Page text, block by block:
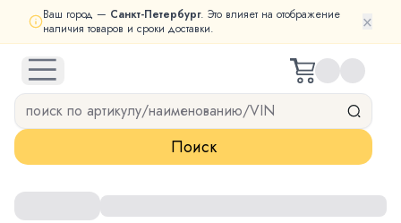
Ваш город — Санкт-Петербург. Это влияет на отображение
наличия товаров и сроки доставки.
×
open navigation menu
Поиск